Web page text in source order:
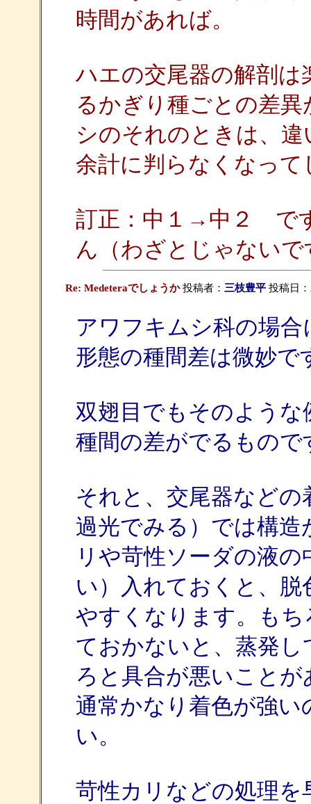
時間があれば。
ハエの交尾器の解剖
るかぎり種ごとの差
シのそれのときは、
余計に判らなくなっ
訂正：中１→中２ で
ん（わざとじゃないで
Re: Medeteraでしょうか投稿者： 三枝豊平投稿日：
アワフキムシ科の場
形態の種間差は微妙で
双翅目でもそのよう
種間の差がでるもので
それと、交尾器などの
過光でみる）では構
リや苛性ソーダの液
い）入れておくと、
やすくなります。も
ておかないと、蒸発
ろと具合が悪いことが
通常かなり着色が強
い。
苛性カリなどの処理